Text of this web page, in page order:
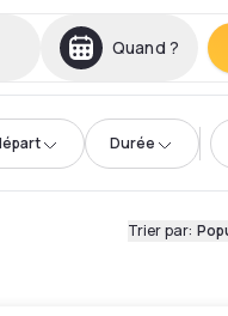
Quand ?
Durée
Trier par: